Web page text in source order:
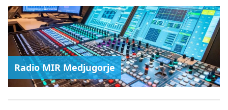
Radio MIR Medjugorje